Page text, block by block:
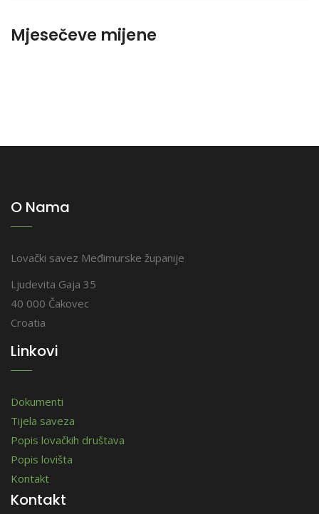
Mjesečeve mijene
O Nama
Lovački savez Međimurske županije
Ljudevita Gaja 35
40 000 Čakovec
Croatia
Linkovi
Dokumenti
Tijela saveza
Popis lovačkih društava
Popis lovišta
Kontakt
Kontakt